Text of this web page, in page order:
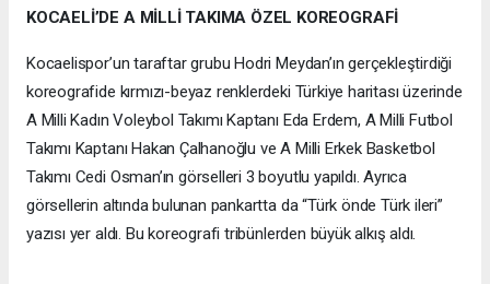
KOCAELİ’DE A MİLLİ TAKIMA ÖZEL KOREOGRAFİ
Kocaelispor’un taraftar grubu Hodri Meydan’ın gerçekleştirdiği
koreografide kırmızı-beyaz renklerdeki Türkiye haritası üzerinde
A Milli Kadın Voleybol Takımı Kaptanı Eda Erdem, A Milli Futbol
Takımı Kaptanı Hakan Çalhanoğlu ve A Milli Erkek Basketbol
Takımı Cedi Osman’ın görselleri 3 boyutlu yapıldı. Ayrıca
görsellerin altında bulunan pankartta da “Türk önde Türk ileri”
yazısı yer aldı. Bu koreografi tribünlerden büyük alkış aldı.